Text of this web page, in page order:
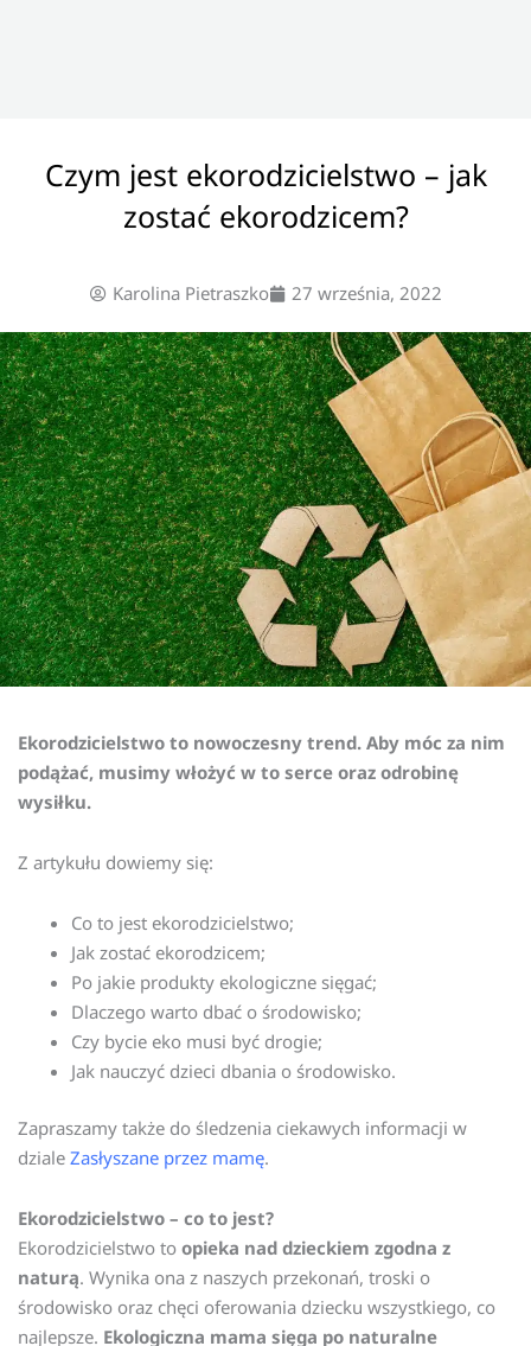
Czym jest ekorodzicielstwo – jak
zostać ekorodzicem?
Karolina Pietraszko 27 września, 2022
Ekorodzicielstwo to nowoczesny trend. Aby móc za nim
podążać, musimy włożyć w to serce oraz odrobinę
wysiłku.
Z artykułu dowiemy się:
Co to jest ekorodzicielstwo;
Jak zostać ekorodzicem;
Po jakie produkty ekologiczne sięgać;
Dlaczego warto dbać o środowisko;
Czy bycie eko musi być drogie;
Jak nauczyć dzieci dbania o środowisko.
Zapraszamy także do śledzenia ciekawych informacji w
dziale Zasłyszane przez mamę.
Ekorodzicielstwo – co to jest?
Ekorodzicielstwo to opieka nad dzieckiem zgodna z
naturą. Wynika ona z naszych przekonań, troski o
środowisko oraz chęci oferowania dziecku wszystkiego, co
najlepsze. Ekologiczna mama sięga po naturalne